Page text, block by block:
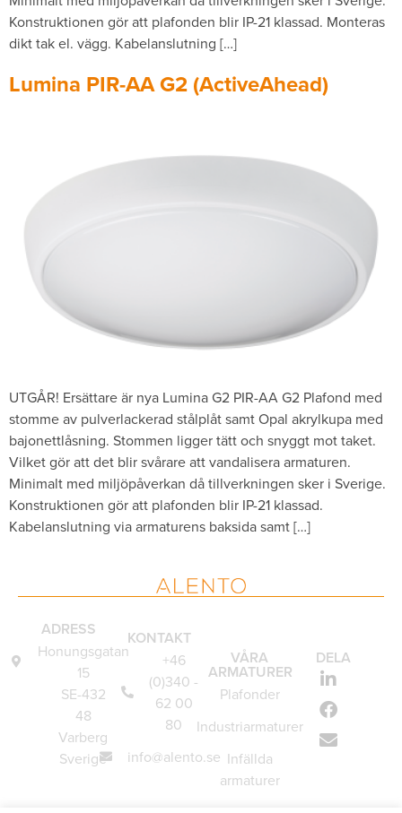
Konstruktionen gör att plafonden blir IP-21 klassad. Monteras
dikt tak el. vägg. Kabelanslutning […]
Lumina PIR-AA G2 (ActiveAhead)
UTGÅR! Ersättare är nya Lumina G2 PIR-AA G2 Plafond med
stomme av pulverlackerad stålplåt samt Opal akrylkupa med
bajonettlåsning. Stommen ligger tätt och snyggt mot taket.
Vilket gör att det blir svårare att vandalisera armaturen.
Minimalt med miljöpåverkan då tillverkningen sker i Sverige.
Konstruktionen gör att plafonden blir IP-21 klassad.
Kabelanslutning via armaturens baksida samt […]
ADRESS
Honungsgatan
15
SE-432
48
Varberg
Sverige
KONTAKT
+46
(0)340 -
62 00
80
info@alento.se
VÅRA
ARMATURER
Plafonder
Industriarmaturer
Infällda
armaturer
DELA